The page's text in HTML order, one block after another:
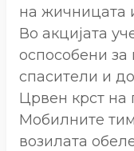
на жичницата
Во акцијата
оспособени
спасители и
Црвен крст на
Мобилните
возилата